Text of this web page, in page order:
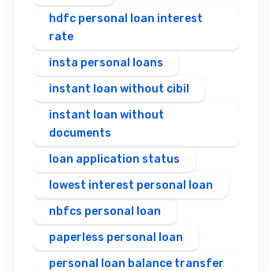
hdfc personal loan interest
rate
insta personal loans
instant loan without cibil
instant loan without
documents
loan application status
lowest interest personal loan
nbfcs personal loan
paperless personal loan
personal loan balance transfer